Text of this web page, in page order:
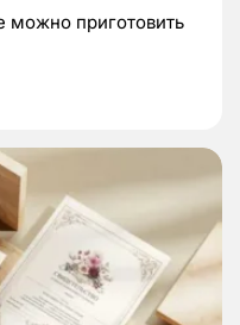
можно приготовить